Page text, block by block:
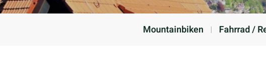
Mountainbiken Fahrrad /